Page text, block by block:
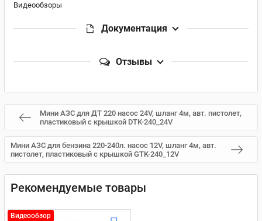
Видеообзоры
Документация
Отзывы
Мини АЗС для ДТ 220 насос 24V, шланг 4м, авт. пистолет,
пластиковый с крышкой DTK-240_24V
Мини АЗС для бензина 220-240л. насос 12V, шланг 4м, авт.
пистолет, пластиковый с крышкой GTK-240_12V
Рекомендуемые товары
Видеообзор